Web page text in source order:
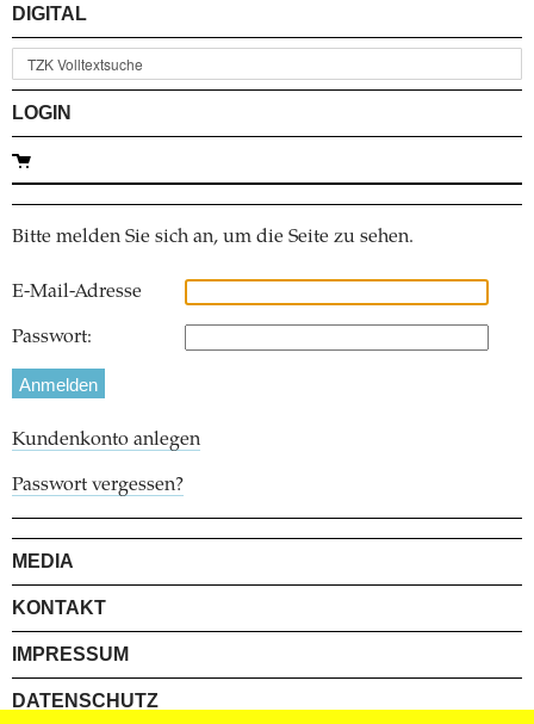
DIGITAL
LOGIN
Bitte melden Sie sich an, um die Seite zu sehen.
E-Mail-Adresse
Passwort:
Kundenkonto anlegen
Passwort vergessen?
MEDIA
KONTAKT
IMPRESSUM
DATENSCHUTZ